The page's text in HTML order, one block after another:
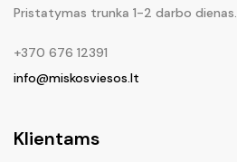
Pristatymas trunka 1-2 darbo dienas.
+370 676 12391
info@miskosviesos.lt
Klientams